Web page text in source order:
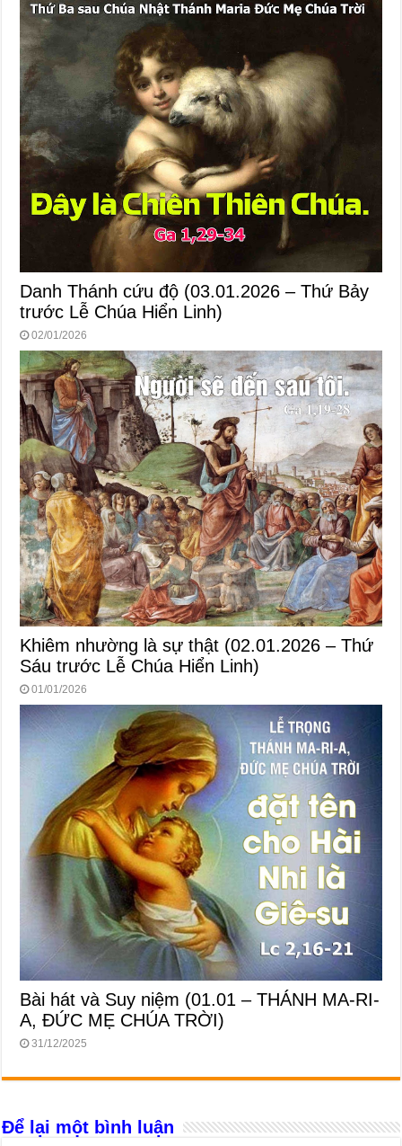
Danh Thánh cứu độ (03.01.2026 – Thứ Bảy
trước Lễ Chúa Hiển Linh)
02/01/2026
Khiêm nhường là sự thật (02.01.2026 – Thứ
Sáu trước Lễ Chúa Hiển Linh)
01/01/2026
Bài hát và Suy niệm (01.01 – THÁNH MA-RI-
A, ĐỨC MẸ CHÚA TRỜI)
31/12/2025
Để lại một bình luận